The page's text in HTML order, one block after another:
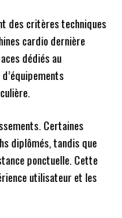
des critères techniques
cardio dernière
dédiés au
Certaines
diplômés, tandis que
ponctuelle. Cette
utilisateur et les